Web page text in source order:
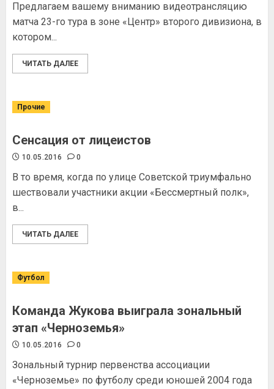
Предлагаем вашему вниманию видеотрансляцию
матча 23-го тура в зоне «Центр» второго дивизиона, в
котором...
ЧИТАТЬ ДАЛЕЕ
Прочие
Сенсация от лицеистов
10.05.2016 0
В то время, когда по улице Советской триумфально
шествовали участники акции «Бессмертный полк»,
в...
ЧИТАТЬ ДАЛЕЕ
Футбол
Команда Жукова выиграла зональный
этап «Черноземья»
10.05.2016 0
Зональный турнир первенства ассоциации
«Черноземье» по футболу среди юношей 2004 года